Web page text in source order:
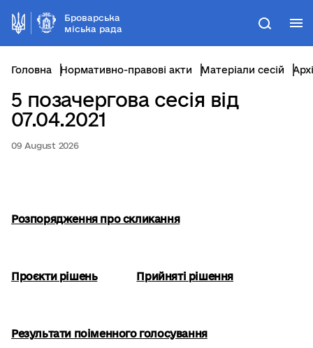
Броварська
міська рада
Пошук
Головна Нормативно-правові акти Матеріали сесій
5 позачергова сесія від
07.04.2021
09 August 2026
Розпорядження про скликання
Проєкти рішень Прийняті рішення
Результати поіменного голосування